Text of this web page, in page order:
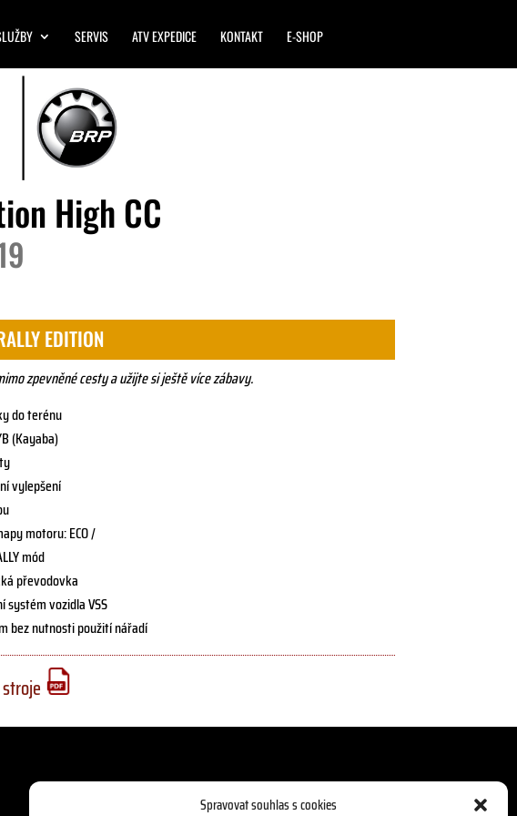
Spravovat souhlas s cookies
SERVIS ATV EXPEDICE KONTAKT E-SHOP
High CC
EDITION
zpevněné cesty a užijte si ještě více zábavy.
do terénu
(Kayaba)
vylepšení
motoru: ECO /
mód
převodovka
systém vozidla VSS
bez nutnosti použití nářadí